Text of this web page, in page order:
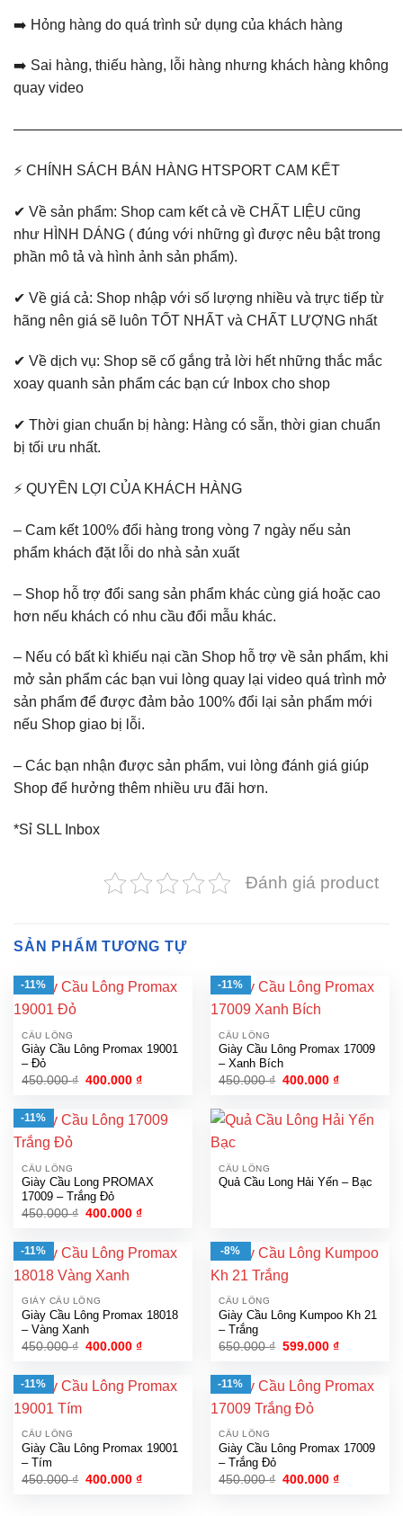
➡️ Hỏng hàng do quá trình sử dụng của khách hàng
➡️ Sai hàng, thiếu hàng, lỗi hàng nhưng khách hàng không
quay video
———————————————————————————
⚡ CHÍNH SÁCH BÁN HÀNG HTSPORT CAM KẾT
✔ Về sản phẩm: Shop cam kết cả về CHẤT LIỆU cũng
như HÌNH DÁNG ( đúng với những gì được nêu bật trong
phần mô tả và hình ảnh sản phẩm).
✔ Về giá cả: Shop nhập với số lượng nhiều và trực tiếp từ
hãng nên giá sẽ luôn TỐT NHẤT và CHẤT LƯỢNG nhất
✔ Về dịch vụ: Shop sẽ cố gắng trả lời hết những thắc mắc
xoay quanh sản phẩm các bạn cứ Inbox cho shop
✔ Thời gian chuẩn bị hàng: Hàng có sẵn, thời gian chuẩn
bị tối ưu nhất.
⚡ QUYỀN LỢI CỦA KHÁCH HÀNG
– Cam kết 100% đổi hàng trong vòng 7 ngày nếu sản
phẩm khách đặt lỗi do nhà sản xuất
– Shop hỗ trợ đổi sang sản phẩm khác cùng giá hoặc cao
hơn nếu khách có nhu cầu đổi mẫu khác.
– Nếu có bất kì khiếu nại cần Shop hỗ trợ về sản phẩm, khi
mở sản phẩm các bạn vui lòng quay lại video quá trình mở
sản phẩm để được đảm bảo 100% đổi lại sản phẩm mới
nếu Shop giao bị lỗi.
– Các bạn nhận được sản phẩm, vui lòng đánh giá giúp
Shop để hưởng thêm nhiều ưu đãi hơn.
*Sỉ SLL Inbox
Đánh giá product
SẢN PHẨM TƯƠNG TỰ
-11%
CẦU LÔNG
Giày Cầu Lông Promax 19001
– Đỏ
450.000₫ Giá
450.000 ₫.
400.000₫Giá
là:
400.000 ₫.
-11%
CẦU LÔNG
Giày Cầu Lông Promax 17009
– Xanh Bích
450.000₫ Giá
450.000 ₫.
400.000₫Giá
là:
400.000 ₫.
-11%
CẦU LÔNG
Giày Cầu Long PROMAX
17009 – Trắng Đỏ
450.000₫ Giá
450.000 ₫.
400.000₫Giá
là:
400.000 ₫.
CẦU LÔNG
Quả Cầu Long Hải Yến – Bạc
-11%
GIÀY CẦU LÔNG
Giày Cầu Lông Promax 18018
– Vàng Xanh
450.000₫ Giá
450.000 ₫.
400.000₫Giá
là:
400.000 ₫.
-8%
CẦU LÔNG
Giày Cầu Lông Kumpoo Kh 21
– Trắng
650.000₫ Giá
650.000 ₫.
599.000₫Giá
là:
599.000 ₫.
-11%
CẦU LÔNG
Giày Cầu Lông Promax 19001
– Tím
450.000₫ Giá
400.000₫Giá
-11%
CẦU LÔNG
Giày Cầu Lông Promax 17009
– Trắng Đỏ
450.000₫ Giá
400.000₫Giá